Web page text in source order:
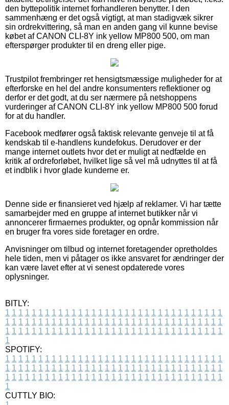
den byttepolitik internet forhandleren benytter. I den
sammenhæng er det også vigtigt, at man stadigvæk sikrer
sin ordrekvittering, så man en anden gang vil kunne bevise
købet af CANON CLI-8Y ink yellow MP800 500, om man
efterspørger produkter til en dreng eller pige.
Trustpilot frembringer ret hensigtsmæssige muligheder for at
efterforske en hel del andre konsumenters reflektioner og
derfor er det godt, at du ser nærmere på netshoppens
vurderinger af CANON CLI-8Y ink yellow MP800 500 forud
for at du handler.
Facebook medfører også faktisk relevante genveje til at få
kendskab til e-handlens kundefokus. Derudover er der
mange internet outlets hvor det er muligt at nedfælde en
kritik af ordreforløbet, hvilket lige så vel må udnyttes til at få
et indblik i hvor glade kunderne er.
Denne side er finansieret ved hjælp af reklamer. Vi har tætte
samarbejder med en gruppe af internet butikker når vi
annoncerer firmaernes produkter, og opnår kommission når
en bruger fra vores side foretager en ordre.
Anvisninger om tilbud og internet foretagender opretholdes
hele tiden, men vi påtager os ikke ansvaret for ændringer der
kan være lavet efter at vi senest opdaterede vores
oplysninger.
BITLY:
1 1 1 1 1 1 1 1 1 1 1 1 1 1 1 1 1 1 1 1 1 1 1 1 1 1 1 1 1 1 1 1 1
1 1 1 1 1 1 1 1 1 1 1 1 1 1 1 1 1 1 1 1 1 1 1 1 1 1 1 1 1 1 1 1 1
1 1 1 1 1 1 1 1 1 1 1 1 1 1 1 1 1 1 1 1 1 1 1 1 1 1 1 1 1 1 1 1 1
1
SPOTIFY:
1 1 1 1 1 1 1 1 1 1 1 1 1 1 1 1 1 1 1 1 1 1 1 1 1 1 1 1 1 1 1 1 1
1 1 1 1 1 1 1 1 1 1 1 1 1 1 1 1 1 1 1 1 1 1 1 1 1 1 1 1 1 1 1 1 1
1 1 1 1 1 1 1 1 1 1 1 1 1 1 1 1 1 1 1 1 1 1 1 1 1 1 1 1 1 1 1 1 1
1
CUTTLY BIO: